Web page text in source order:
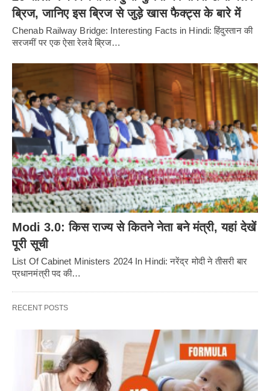
ब्रिज, जानिए इस ब्रिज से जुड़े खास फैक्ट्स के बारे में
Chenab Railway Bridge: Interesting Facts in Hindi: हिंदुस्तान की
सरजमीं पर एक ऐसा रेलवे ब्रिज…
Modi 3.0: किस राज्य से कितने नेता बने मंत्री, यहां देखें
पूरी सूची
List Of Cabinet Ministers 2024 In Hindi: नरेंद्र मोदी ने तीसरी बार
प्रधानमंत्री पद की…
RECENT POSTS